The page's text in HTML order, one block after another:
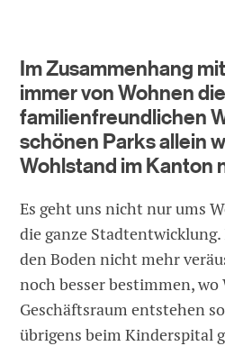
Im Zusammenhang
immer von Wohnen
familienfreundlichen
schönen Parks allein
Wohlstand im Kanton
Es geht uns nicht nur ums
die ganze
den Boden nicht mehr
noch besser bestimmen,
Geschäftsraum entstehen
übrigens beim Kinderspital